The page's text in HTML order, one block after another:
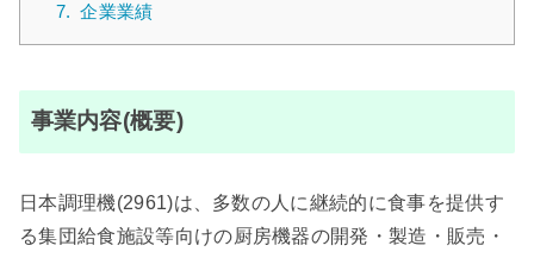
7. 企業業績
事業内容(概要)
日本調理機(2961)は、多数の人に継続的に食事を提供す
る集団給食施設等向けの厨房機器の開発・製造・販売・